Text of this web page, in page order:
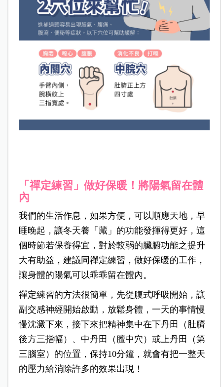
「禪定練習」做好保暖！將陽氣留在體
內
我們的生活作息，如果方便，可以順應天地，早
睡晚起，讓冬天養「藏」的功能發揮得更好，這
個時節若保養得宜，對於較弱的臟腑功能之提升
大有助益，建議同禪定練習，做好保暖的工作，
讓身體的陽氣可以乖乖留在體內。
禪定練習的方法很簡單，先從腹式呼吸開始，讓
副交感神經開始啟動，放鬆身體，一天的事情慢
慢沈澱下來，接下來把精神集中在下丹田（肚臍
後方三指幅）、中丹田（膻中穴）或上丹田（第
三腦室）的位置，保持10分鐘，就會有把一整天
的壓力給消除許多的效果出現！